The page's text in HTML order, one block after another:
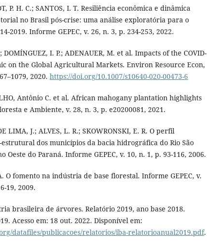
P. H. C.; SANTOS, I. T. Resiliência econômica e dinâmica
no Brasil pós-crise: uma análise exploratória para o
2019. Informe GEPEC, v. 26, n. 3, p. 234-253, 2022.
DOMÍNGUEZ, I. P.; ADENAUER, M. et al. Impacts of the COVID-
on the Global Agricultural Markets. Environ Resource Econ,
2020. https://doi.org/10.1007/s10640-020-00473-6
Antônio C. et al. African mahogany plantation highlights
e Ambiente, v. 28, n. 3, p. e20200081, 2021.
LIMA, J.; ALVES, L. R.; SKOWRONSKI, E. R. O perfil
estrutural dos municípios da bacia hidrográfica do Rio São
Oeste do Paraná. Informe GEPEC, v. 10, n. 1, p. 93-116, 2006.
O fomento na indústria de base florestal. Informe GEPEC, v.
19, 2009.
brasileira de árvores. Relatório 2019, ano base 2018.
Acesso em: 18 out. 2022. Disponível em:
datafiles/publicacoes/relatorios/iba-relatorioanual2019.pdf.